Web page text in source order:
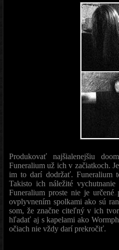
Produkovať najšialenejšiu
Funeralium už ich v začiatkoch.
im to darí dodržať. Funeralium
Takisto ich náležité vychutnanie
Funeralium proste nie je určené
ovplyvnením spolkami ako sú
som, že značne citeľný v ich
hľadať aj s kapelami ako
očiach nie vždy darí prekročiť.